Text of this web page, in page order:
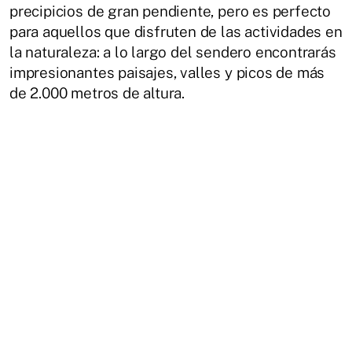
precipicios de gran pendiente, pero es perfecto
para aquellos que disfruten de las actividades en
la naturaleza: a lo largo del sendero encontrarás
impresionantes paisajes, valles y picos de más
de 2.000 metros de altura.